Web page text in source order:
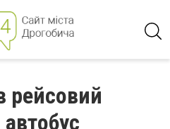
рейсовий